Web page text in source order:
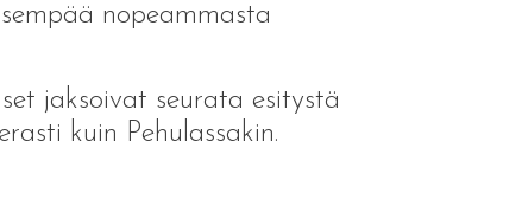
nopeammasta
jaksoivat seurata esitystä
kuin Pehulassakin.